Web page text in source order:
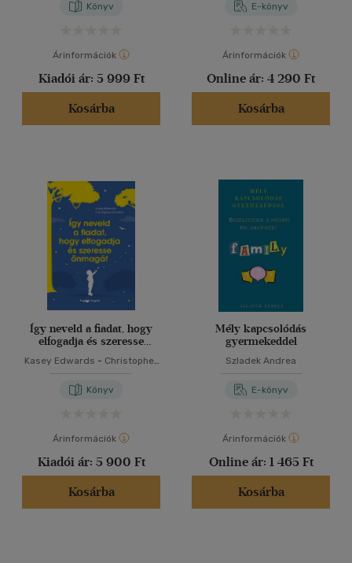
Könyv
Árinformációk
Kiadói ár: 5 999 Ft
Kosárba
E-könyv
Árinformációk
Online ár: 4 290 Ft
Kosárba
Így neveld a fiadat, hogy
elfogadja és szeresse
Kasey Edwards - Christopher
Könyv
Árinformációk
Kiadói ár: 5 900 Ft
Kosárba
Mély kapcsolódás
gyermekeddel
Szladek Andrea
E-könyv
Árinformációk
Online ár: 1 465 Ft
Kosárba